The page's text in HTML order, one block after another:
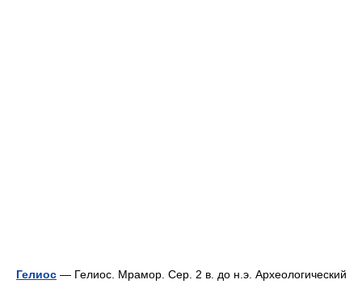
Гелиос — Гелиос. Мрамор. Сер. 2 в. до н.э. Археологический